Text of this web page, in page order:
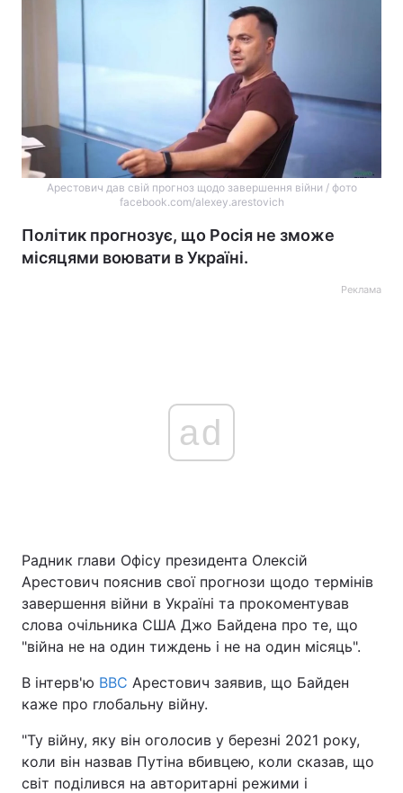
Арестович дав свій прогноз щодо завершення війни / фото
facebook.com/alexey.arestovich
Політик прогнозує, що Росія не зможе
місяцями воювати в Україні.
Реклама
ad
Радник глави Офісу президента Олексій
Арестович пояснив свої прогнози щодо термінів
завершення війни в Україні та прокоментував
слова очільника США Джо Байдена про те, що
"війна не на один тиждень і не на один місяць".
В інтерв'ю ВВС Арестович заявив, що Байден
каже про глобальну війну.
"Ту війну, яку він оголосив у березні 2021 року,
коли він назвав Путіна вбивцею, коли сказав, що
світ поділився на авторитарні режими і